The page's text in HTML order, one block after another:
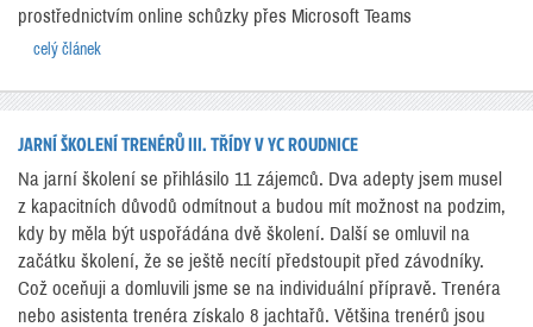
prostřednictvím online schůzky přes Microsoft Teams
celý článek
JARNÍ ŠKOLENÍ TRENÉRŮ III. TŘÍDY V YC ROUDNICE
Na jarní školení se přihlásilo 11 zájemců. Dva adepty jsem musel
z kapacitních důvodů odmítnout a budou mít možnost na podzim,
kdy by měla být uspořádána dvě školení. Další se omluvil na
začátku školení, že se ještě necítí předstoupit před závodníky.
Což oceňuji a domluvili jsme se na individuální přípravě. Trenéra
nebo asistenta trenéra získalo 8 jachtařů. Většina trenérů jsou